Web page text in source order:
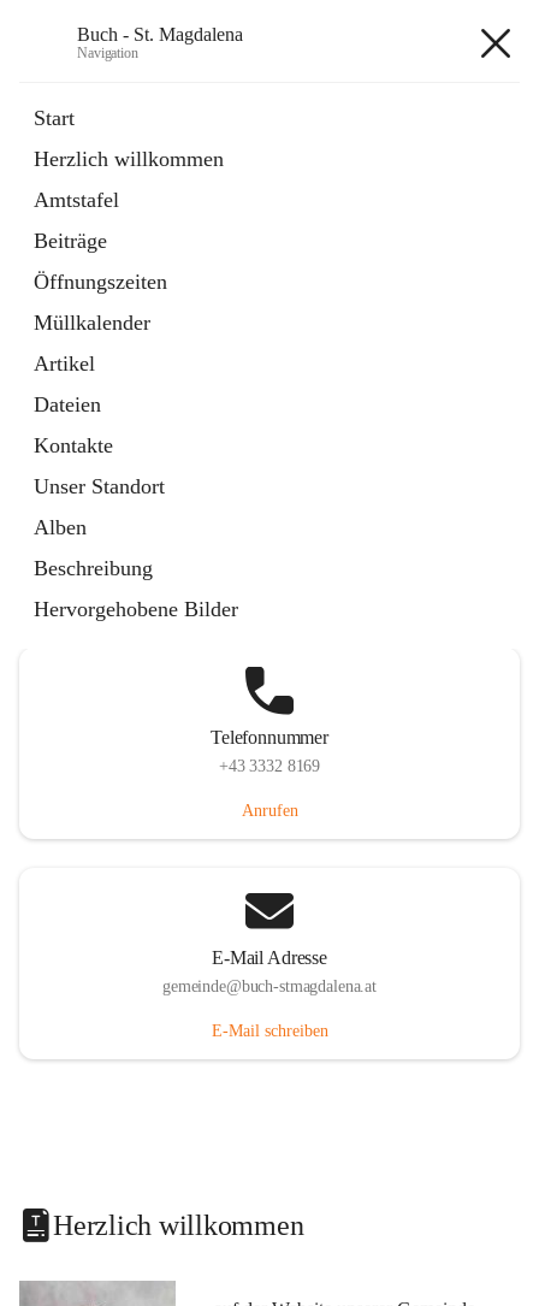
Buch - St. Magdalena
Navigation
Start
Herzlich willkommen
Amtstafel
Beiträge
Öffnungszeiten
Müllkalender
Artikel
Dateien
Kontakte
Unser Standort
Alben
Beschreibung
Hervorgehobene Bilder
11 Schnellzugriffe
Bürgerservice
10 Schnellzugriffe
Telefonnummer
+43 3332 8169
Anrufen
E-Mail Adresse
gemeinde@buch-stmagdalena.at
E-Mail schreiben
Herzlich willkommen